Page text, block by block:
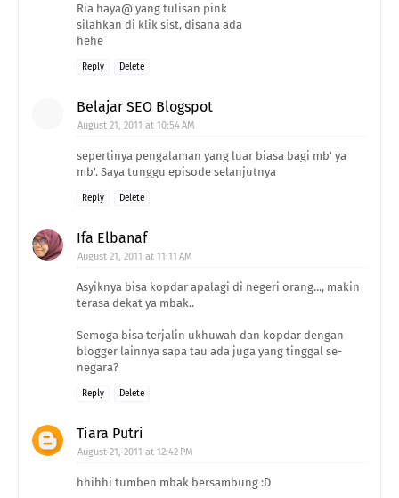
Ria haya@ yang tulisan pink
silahkan di klik sist, disana ada
hehe
Reply Delete
Belajar SEO Blogspot
August 21, 2011 at 10:54 AM
sepertinya pengalaman yang luar biasa bagi mb' ya
mb'. Saya tunggu episode selanjutnya
Reply Delete
Ifa Elbanaf
August 21, 2011 at 11:11 AM
Asyiknya bisa kopdar apalagi di negeri orang..., makin
terasa dekat ya mbak..
Semoga bisa terjalin ukhuwah dan kopdar dengan
blogger lainnya sapa tau ada juga yang tinggal se-
negara?
Reply Delete
Tiara Putri
August 21, 2011 at 12:42 PM
hhihhi tumben mbak bersambung :D